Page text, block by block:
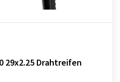
29x2.25 Drahtreifen